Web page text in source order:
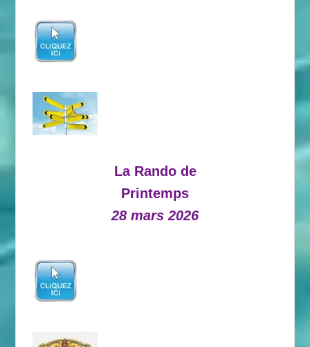
La Rando de
Printemps
28 mars 2026